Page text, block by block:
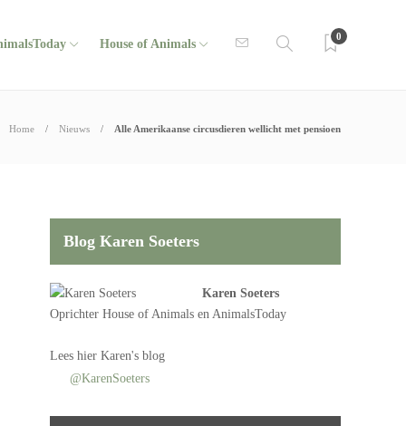
House of Animals
0
Home Nieuws Alle Amerikaanse circusdieren wellicht met pensioen
Blog Karen Soeters
Karen Soeters
OprichterHouse of Animals en AnimalsToday
Leeshier Karen's blog
@KarenSoeters